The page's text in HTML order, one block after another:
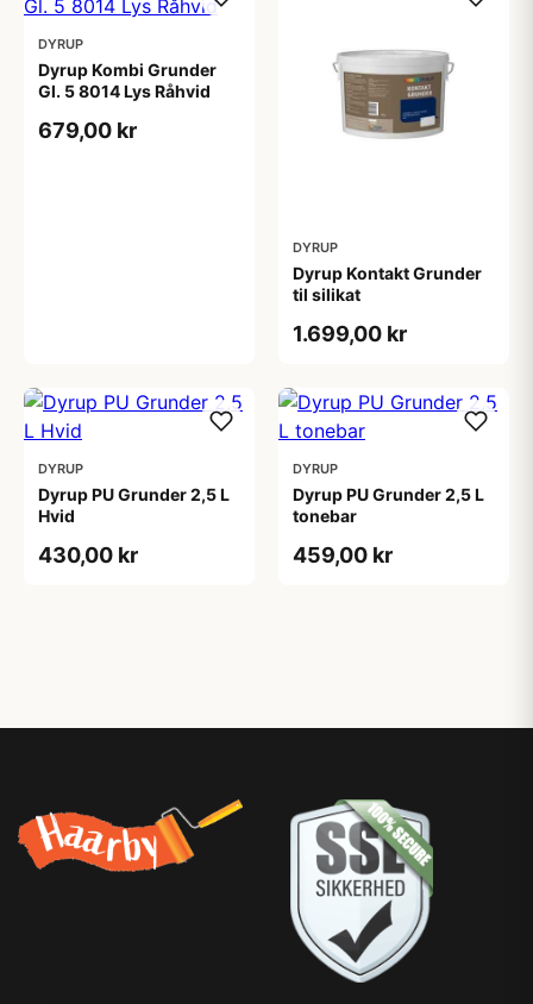
DYRUP
Dyrup Kombi Grunder
Gl. 5 8014 Lys Råhvid
679,00 kr
DYRUP
Dyrup Kontakt Grunder
til silikat
1.699,00 kr
DYRUP
Dyrup PU Grunder 2,5 L
Hvid
430,00 kr
DYRUP
Dyrup PU Grunder 2,5 L
tonebar
459,00 kr